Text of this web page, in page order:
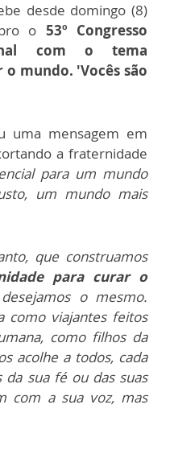
desde domingo (8)
o 53º Congresso
com o tema
mundo. 'Vocês são
uma mensagem em
a fraternidade
para um mundo
um mundo mais
que construamos
para curar o
o mesmo.
como viajantes feitos
como filhos da
acolhe a todos, cada
da sua fé ou das suas
com a sua voz, mas